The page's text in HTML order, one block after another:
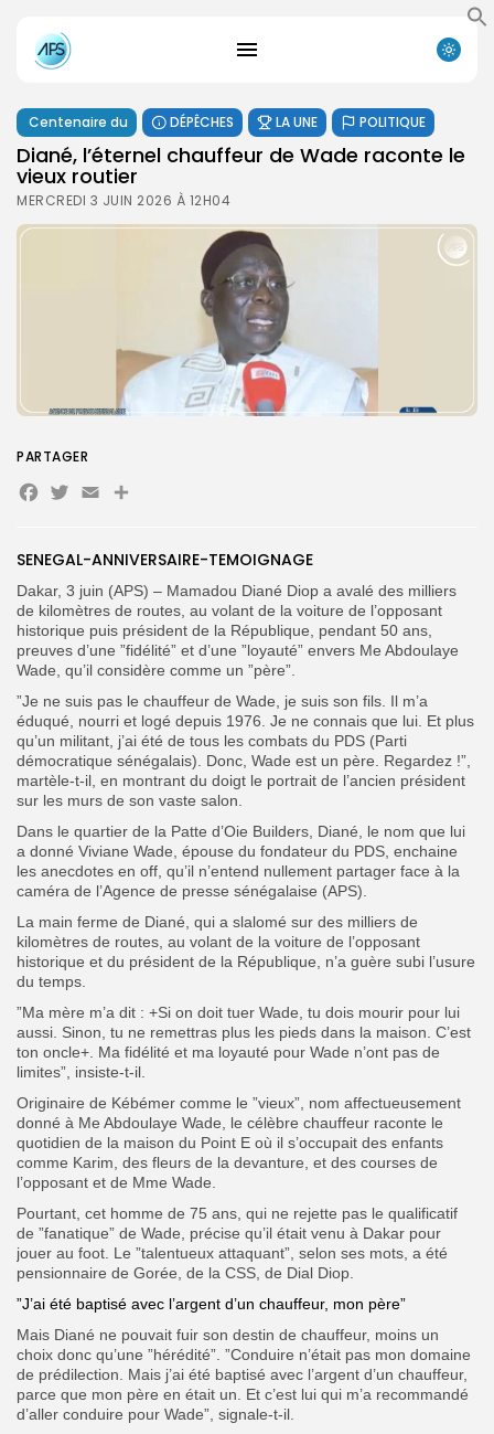
Search
for:
Search
Button
Centenaire du DÉPÊCHES LA UNE POLITIQUE
Diané, l’éternel chauffeur de Wade raconte le
vieux routier
MERCREDI 3 JUIN 2026 À 12H04
SENEGAL-ANNIVERSAIRE-TEMOIGNAGE
Dakar, 3 juin (APS) – Mamadou Diané Diop a avalé des milliers
de kilomètres de routes, au volant de la voiture de l’opposant
historique puis président de la République, pendant 50 ans,
preuves d’une ”fidélité” et d’une ”loyauté” envers Me Abdoulaye
Wade, qu’il considère comme un ”père”.
”Je ne suis pas le chauffeur de Wade, je suis son fils. Il m’a
éduqué, nourri et logé depuis 1976. Je ne connais que lui. Et plus
qu’un militant, j’ai été de tous les combats du PDS (Parti
démocratique sénégalais). Donc, Wade est un père. Regardez !”,
martèle-t-il, en montrant du doigt le portrait de l’ancien président
sur les murs de son vaste salon.
Dans le quartier de la Patte d’Oie Builders, Diané, le nom que lui
a donné Viviane Wade, épouse du fondateur du PDS, enchaine
les anecdotes en off, qu’il n’entend nullement partager face à la
caméra de l’Agence de presse sénégalaise (APS).
La main ferme de Diané, qui a slalomé sur des milliers de
kilomètres de routes, au volant de la voiture de l’opposant
historique et du président de la République, n’a guère subi l’usure
du temps.
”Ma mère m’a dit : +Si on doit tuer Wade, tu dois mourir pour lui
aussi. Sinon, tu ne remettras plus les pieds dans la maison. C’est
ton oncle+. Ma fidélité et ma loyauté pour Wade n’ont pas de
limites”, insiste-t-il.
Originaire de Kébémer comme le ”vieux”, nom affectueusement
donné à Me Abdoulaye Wade, le célèbre chauffeur raconte le
quotidien de la maison du Point E où il s’occupait des enfants
comme Karim, des fleurs de la devanture, et des courses de
l’opposant et de Mme Wade.
Pourtant, cet homme de 75 ans, qui ne rejette pas le qualificatif
de ”fanatique” de Wade, précise qu’il était venu à Dakar pour
jouer au foot. Le ”talentueux attaquant”, selon ses mots, a été
pensionnaire de Gorée, de la CSS, de Dial Diop.
”J’ai été baptisé avec l’argent d’un chauffeur, mon père”
Mais Diané ne pouvait fuir son destin de chauffeur, moins un
choix donc qu’une ”hérédité”. ”Conduire n’était pas mon domaine
de prédilection. Mais j’ai été baptisé avec l’argent d’un chauffeur,
parce que mon père en était un. Et c’est lui qui m’a recommandé
d’aller conduire pour Wade”, signale-t-il.
PARTAGER
Facebook
Twitter
EmailPartager